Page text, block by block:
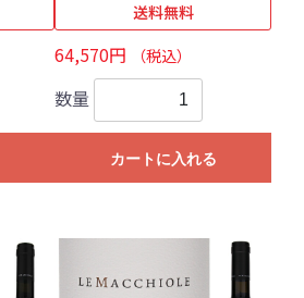
送料無料
64,570円 （税込）
数量
カートに入れる